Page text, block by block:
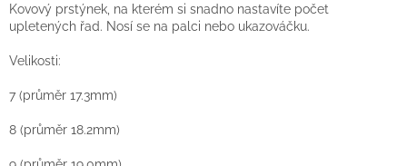
Kovový prstýnek, na kterém si snadno nastavíte počet
upletených řad. Nosí se na palci nebo ukazováčku.
Velikosti:
7 (průměr 17.3mm)
8 (průměr 18.2mm)